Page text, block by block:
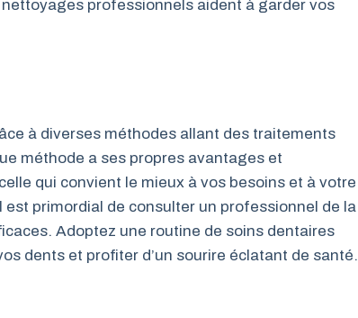
professionnels aident à garder vos
à diverses méthodes allant des traitements
méthode a ses propres avantages et
qui convient le mieux à vos besoins et à votre
primordial de consulter un professionnel de la
Adoptez une routine de soins dentaires
dents et profiter d’un sourire éclatant de santé.